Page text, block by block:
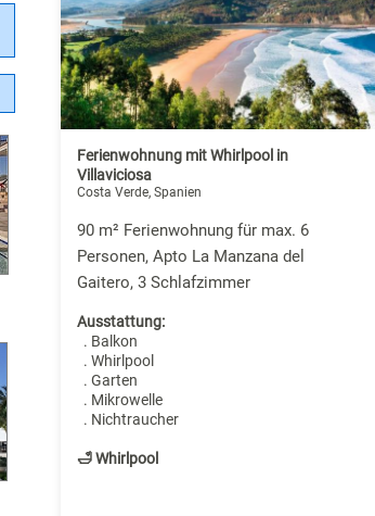
Ferienwohnung mit Whirlpool in
Villaviciosa
Costa Verde, Spanien
90 m² Ferienwohnung für max. 6
Personen, Apto La Manzana del
Gaitero, 3 Schlafzimmer
Ausstattung:
. Balkon
. Whirlpool
. Garten
. Mikrowelle
. Nichtraucher
🛁 Whirlpool